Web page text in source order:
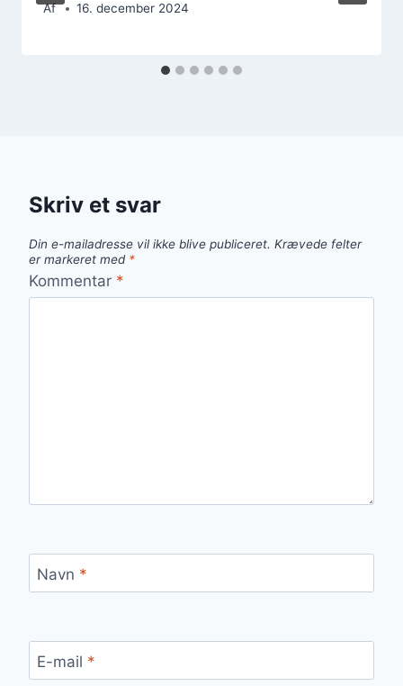
Af 16. december 2024
Skriv et svar
Din e-mailadresse vil ikke blive publiceret. Krævede felter
er markeret med *
Kommentar *
Navn *
E-mail *